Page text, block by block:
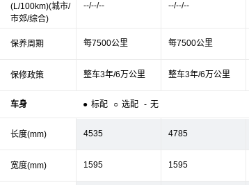
(L/100km)(城市/
市郊/综合)
保养周期
保修政策
车身 ● 标配 ○ 选配 - 无
长度(mm)
宽度(mm)
--/--/-- --/--/--
每7500公里 每7500公里
整车3年/6万公里 整车3年/6万公里
4535 4785
1595 1595